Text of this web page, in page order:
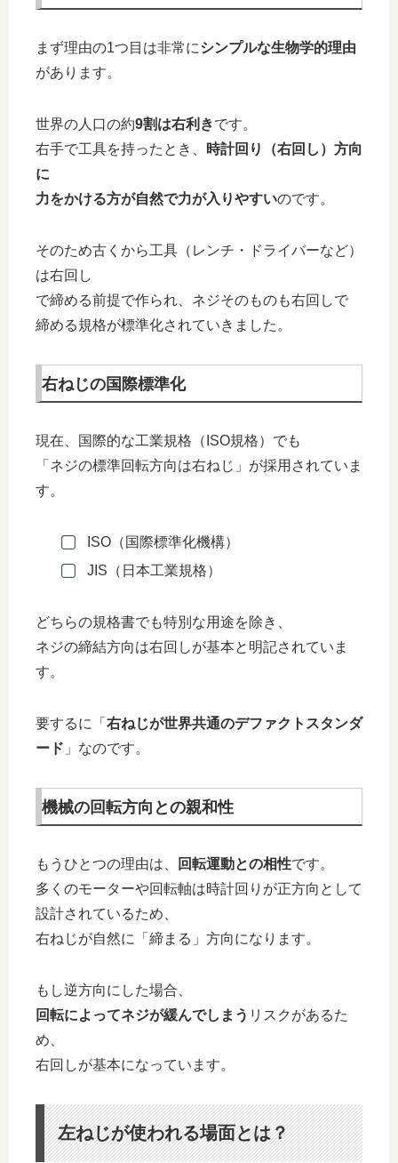
まず理由の1つ目は非常にシンプルな生物学的理由
があります。
世界の人口の約9割は右利きです。
右手で工具を持ったとき、
時計回り（右回し）方向
に
力をかける方が自然で力が入りやすいのです。
そのため古くから工具（レンチ・ドライバーなど）
は右回し
で締める前提で作られ、ネジそのものも右回しで
締める規格が標準化されていきました。
右ねじの国際標準化
現在、国際的な工業規格（ISO規格）でも
「ネジの標準回転方向は右ねじ」が採用されていま
す。
ISO（国際標準化機構）
JIS（日本工業規格）
どちらの規格書でも特別な用途を除き、
ネジの締結方向は右回しが基本と明記されていま
す。
要するに「 右ねじが世界共通のデファクトスタンダ
ード 」なのです。
機械の回転方向との親和性
もうひとつの理由は、 回転運動との相性です。
多くのモーターや回転軸は時計回りが正方向として
設計されているため、
右ねじが自然に「締まる」方向になります。
もし逆方向にした場合、
回転によってネジが緩んでしまう リスクがあるた
め、
右回しが基本になっています。
左ねじが使われる場面とは？